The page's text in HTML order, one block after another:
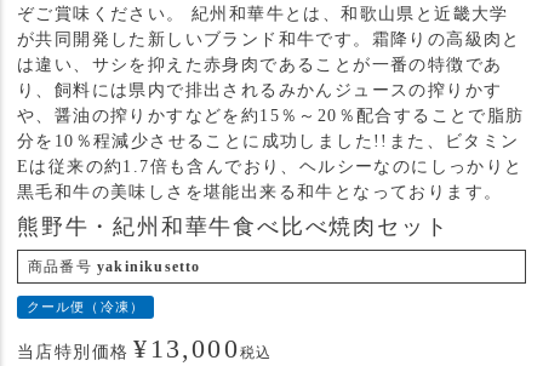
ぞご賞味ください。 紀州和華牛とは、和歌山県と近畿大学
が共同開発した新しいブランド和牛です。霜降りの高級肉と
は違い、サシを抑えた赤身肉であることが一番の特徴であ
り、飼料には県内で排出されるみかんジュースの搾りかす
や、醤油の搾りかすなどを約15％～20％配合することで脂肪
分を10％程減少させることに成功しました!!また、ビタミン
Eは従来の約1.7倍も含んでおり、ヘルシーなのにしっかりと
黒毛和牛の美味しさを堪能出来る和牛となっております。
熊野牛・紀州和華牛食べ比べ焼肉セット
商品番号 yakinikusetto
クール便（冷凍）
当店特別価格 ¥ 13,000税込